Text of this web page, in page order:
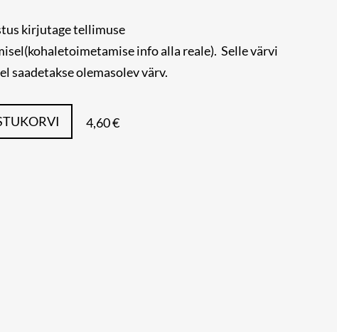
kirjutage tellimuse
info alla reale). Selle värvi
saadetakse olemasolev värv.
4,60 €